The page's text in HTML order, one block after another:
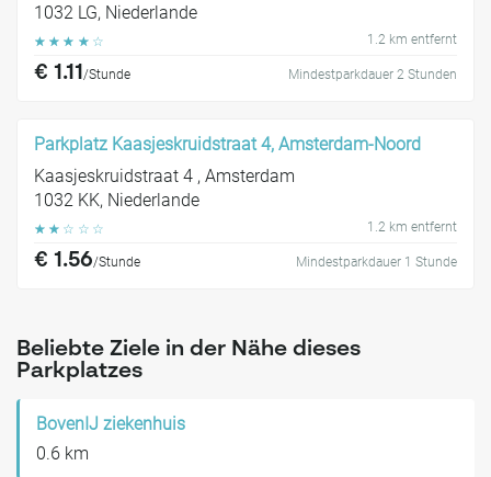
1032 LG, Niederlande
☆ ☆ ☆ ☆ ☆ 1.2 km entfernt
€ 1.11/Stunde Mindestparkdauer 2 Stunden
Parkplatz Kaasjeskruidstraat 4, Amsterdam-Noord
Kaasjeskruidstraat 4 , Amsterdam
1032 KK, Niederlande
☆ ☆ ☆ ☆ ☆ 1.2 km entfernt
€ 1.56/Stunde Mindestparkdauer 1 Stunde
Beliebte Ziele in der Nähe dieses
Parkplatzes
BovenIJ ziekenhuis
0.6 km